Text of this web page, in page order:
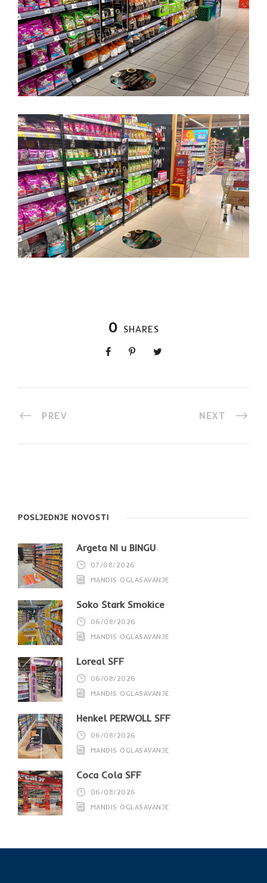
0 SHARES
PREV NEXT
POSLJEDNJE NOVOSTI
Argeta NI u BINGU
07/08/2026
MANDIS OGLASAVANJE
Soko Štark Smokice
06/08/2026
MANDIS OGLASAVANJE
Loreal SFF
06/08/2026
MANDIS OGLASAVANJE
Henkel PERWOLL SFF
06/08/2026
MANDIS OGLASAVANJE
Coca Cola SFF
06/08/2026
MANDIS OGLASAVANJE